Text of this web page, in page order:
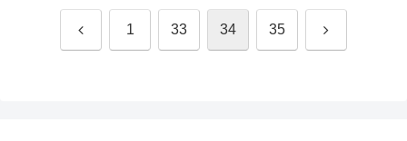
前 1 33 34 35 次